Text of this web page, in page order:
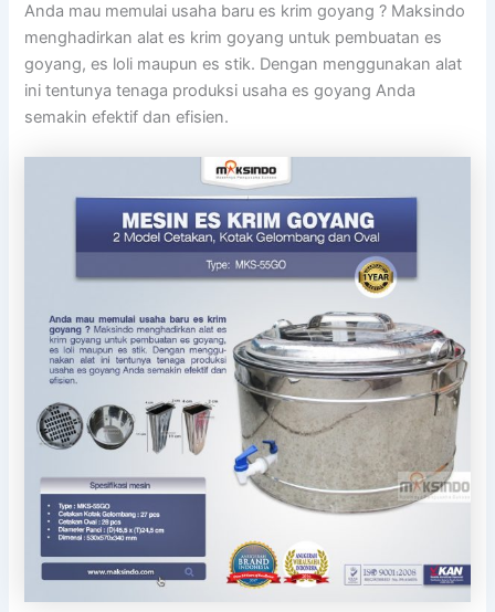
Anda mau memulai usaha baru es krim goyang ? Maksindo
menghadirkan alat es krim goyang untuk pembuatan es
goyang, es loli maupun es stik. Dengan menggunakan alat
ini tentunya tenaga produksi usaha es goyang Anda
semakin efektif dan efisien.